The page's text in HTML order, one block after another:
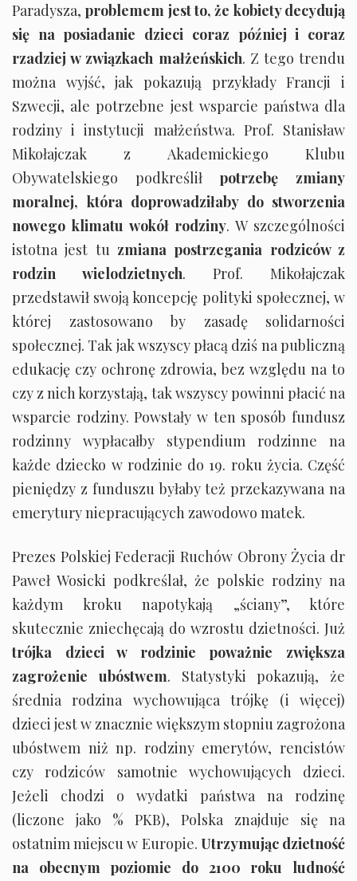
Paradysza, problemem jest to, że kobiety decydują
się na posiadanie dzieci coraz później i coraz
rzadziej w związkach małżeńskich. Z tego trendu
można wyjść, jak pokazują przykłady Francji i
Szwecji, ale potrzebne jest wsparcie państwa dla
rodziny i instytucji małżeństwa. Prof. Stanisław
Mikołajczak z Akademickiego Klubu
Obywatelskiego podkreślił potrzebę zmiany
moralnej, która doprowadziłaby do stworzenia
nowego klimatu wokół rodziny. W szczególności
istotna jest tu zmiana postrzegania rodziców z
rodzin wielodzietnych. Prof. Mikołajczak
przedstawił swoją koncepcję polityki społecznej, w
której zastosowano by zasadę solidarności
społecznej. Tak jak wszyscy płacą dziś na publiczną
edukację czy ochronę zdrowia, bez względu na to
czy z nich korzystają, tak wszyscy powinni płacić na
wsparcie rodziny. Powstały w ten sposób fundusz
rodzinny wypłacałby stypendium rodzinne na
każde dziecko w rodzinie do 19. roku życia. Część
pieniędzy z funduszu byłaby też przekazywana na
emerytury niepracujących zawodowo matek.
Prezes Polskiej Federacji Ruchów Obrony Życia dr
Paweł Wosicki podkreślał, że polskie rodziny na
każdym kroku napotykają „ściany”, które
skutecznie zniechęcają do wzrostu dzietności. Już
trójka dzieci w rodzinie poważnie zwiększa
zagrożenie ubóstwem. Statystyki pokazują, że
średnia rodzina wychowująca trójkę (i więcej)
dzieci jest w znacznie większym stopniu zagrożona
ubóstwem niż np. rodziny emerytów, rencistów
czy rodziców samotnie wychowujących dzieci.
Jeżeli chodzi o wydatki państwa na rodzinę
(liczone jako % PKB), Polska znajduje się na
ostatnim miejscu w Europie. Utrzymując dzietność
na obecnym poziomie do 2100 roku ludność